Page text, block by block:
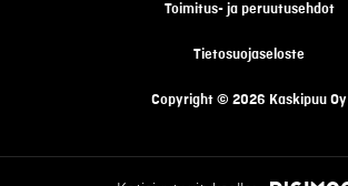
Copyright © 2026 Kaskipuu Oy
Tietosuojaseloste
Toimitus- ja peruutusehdot